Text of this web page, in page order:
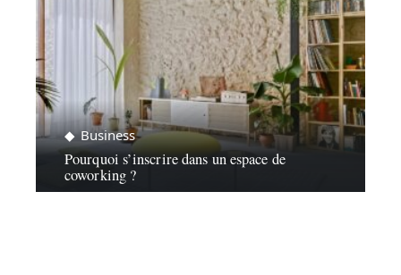
Business
Pourquoi s’inscrire dans un espace de
coworking ?